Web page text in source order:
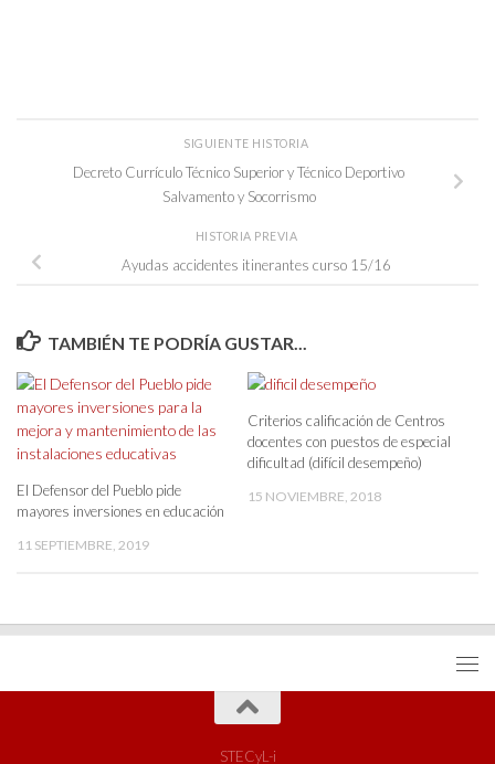
SIGUIENTE HISTORIA
Decreto Currículo Técnico Superior y Técnico Deportivo
Salvamento y Socorrismo
HISTORIA PREVIA
Ayudas accidentes itinerantes curso 15/16
TAMBIÉN TE PODRÍA GUSTAR...
El Defensor del Pueblo pide
mayores inversiones en educación
11 SEPTIEMBRE, 2019
Criterios calificación de Centros
docentes con puestos de especial
dificultad (difícil desempeño)
15 NOVIEMBRE, 2018
STECyL-i